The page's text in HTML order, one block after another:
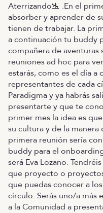
Aterrizando🛬 .En el
absorber y aprender de
tienen de trabajar. La
a continuación tu buddy
compañera de aventuras
reuniones ad hoc para
estarás, como es el día a
representantes de cada
Paradigma y ya habrás
presentarte y que te
primer mes la idea es
su cultura y de la
primera reunión sería
buddy para el
será Eva Lozano.
que proyecto o
que puedas conocer a
círculo. Serás uno/a más
a la Comunidad a